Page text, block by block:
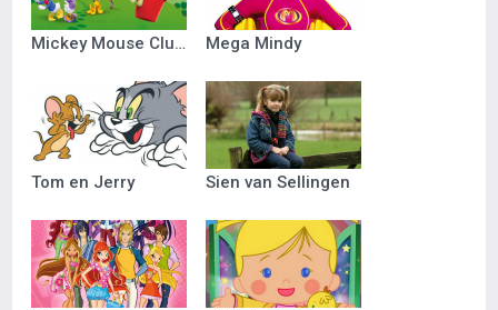
Mickey Mouse Clubhuis Mega Mindy
Tom en Jerry Sien van Sellingen